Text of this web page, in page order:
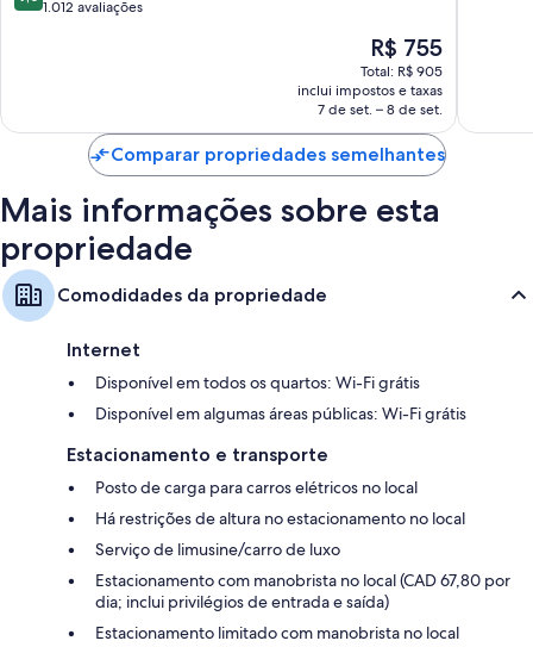
de 1.012 avaliações
O
preço
é
de
R$ 755
R$ 755
Total: R$ 905
inclui impostos e taxas
7 de set. – 8 de set.
Comparar propriedades semelhantes
Mais informações sobre esta
propriedade
Comodidades da propriedade
Internet
Disponível em todos os quartos: Wi-Fi grátis
Disponível em algumas áreas públicas: Wi-Fi grátis
Estacionamento e transporte
Posto de carga para carros elétricos no local
Há restrições de altura no estacionamento no local
Serviço de limusine/carro de luxo
Estacionamento com manobrista no local (CAD 67,80 por
dia; inclui privilégios de entrada e saída)
Estacionamento limitado com manobrista no local